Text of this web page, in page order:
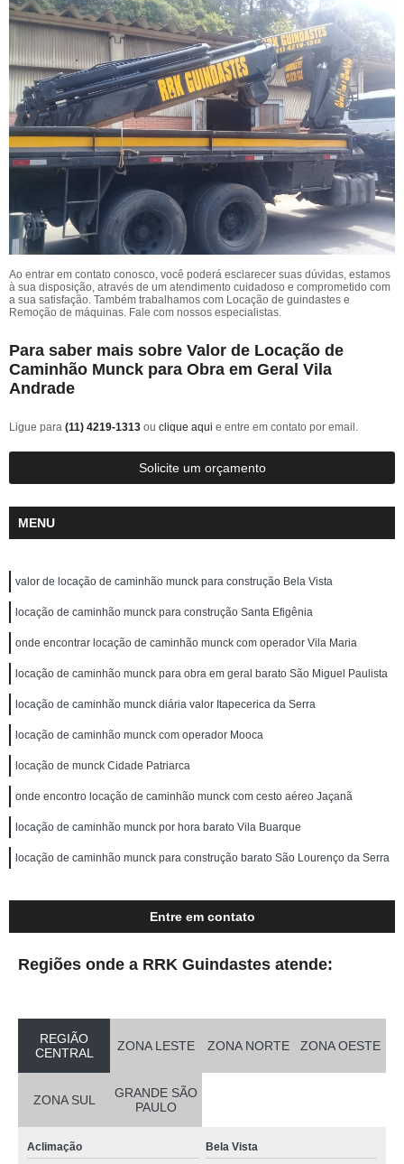
Ao entrar em contato conosco, você poderá esclarecer suas dúvidas, estamos
à sua disposição, através de um atendimento cuidadoso e comprometido com
a sua satisfação. Também trabalhamos com Locação de guindastes e
Remoção de máquinas. Fale com nossos especialistas.
Para saber mais sobre Valor de Locação de
Caminhão Munck para Obra em Geral Vila
Andrade
Ligue para (11) 4219-1313 ou clique aqui e entre em contato por email.
Solicite um orçamento
MENU
valor de locação de caminhão munck para construção Bela Vista
locação de caminhão munck para construção Santa Efigênia
onde encontrar locação de caminhão munck com operador Vila Maria
locação de caminhão munck para obra em geral barato São Miguel Paulista
locação de caminhão munck diária valor Itapecerica da Serra
locação de caminhão munck com operador Mooca
locação de munck Cidade Patriarca
onde encontro locação de caminhão munck com cesto aéreo Jaçanã
locação de caminhão munck por hora barato Vila Buarque
locação de caminhão munck para construção barato São Lourenço da Serra
Entre em contato
Regiões onde a RRK Guindastes atende:
REGIÃO
CENTRAL
ZONA LESTE ZONA NORTE ZONA OESTE
ZONA SUL
GRANDE SÃO
PAULO
Aclimação Bela Vista